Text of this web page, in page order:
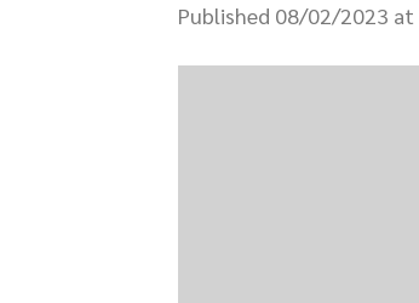
Published 08/02/2023 at